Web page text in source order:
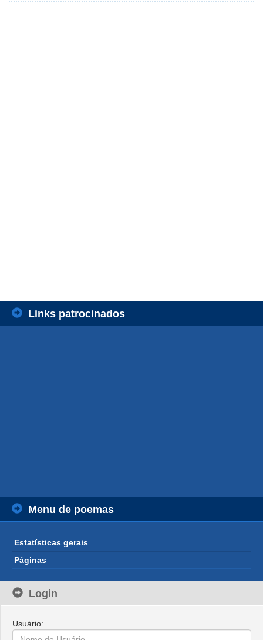
Links patrocinados
Menu de poemas
Estatísticas gerais
Páginas
Login
Usuário: